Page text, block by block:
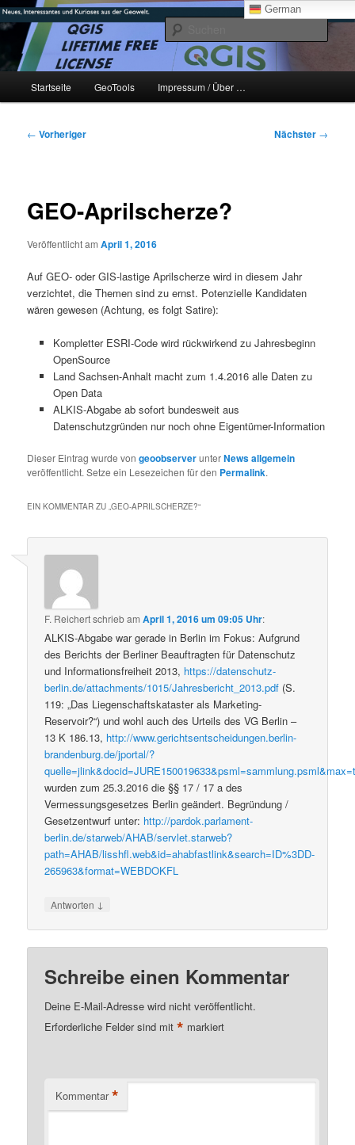
Zum
primären
Inhalt
springen#geoObserver
mikeE's GeoBlog
Startseite GeoTools Impressum / Über …
Beitragsnavigation
← Vorheriger Nächster →
GEO-Aprilscherze?
Veröffentlicht amApril 1, 2016
Auf GEO- oder GIS-lastige Aprilscherze wird in diesem Jahr
verzichtet, die Themen sind zu ernst. Potenzielle Kandidaten
wären gewesen (Achtung, es folgt Satire):
Kompletter ESRI-Code wird rückwirkend zu Jahresbeginn
OpenSource
Land Sachsen-Anhalt macht zum 1.4.2016 alle Daten zu
Open Data
ALKIS-Abgabe ab sofort bundesweit aus
Datenschutzgründen nur noch ohne Eigentümer-Information
Dieser Eintrag wurde vongeoobserverunterNews allgemein
veröffentlicht. Setze ein Lesezeichen für den Permalink.
EIN KOMMENTAR ZU „GEO-APRILSCHERZE?“
F. ReichertschriebamApril 1, 2016 um 09:05 Uhr:
ALKIS-Abgabe war gerade in Berlin im Fokus: Aufgrund
des Berichts der Berliner Beauftragten für Datenschutz
und Informationsfreiheit 2013, https://datenschutz-
berlin.de/attachments/1015/Jahresbericht_2013.pdf (S.
119: „Das Liegenschaftskataster als Marketing-
Reservoir?“) und wohl auch des Urteils des VG Berlin –
13 K 186.13, http://www.gerichtsentscheidungen.berlin-
brandenburg.de/jportal/?
wurden zum 25.3.2016 die §§ 17 / 17 a des
Vermessungsgesetzes Berlin geändert. Begründung /
Gesetzentwurf unter: http://pardok.parlament-
berlin.de/starweb/AHAB/servlet.starweb?
path=AHAB/lisshfl.web&id=ahabfastlink&search=ID%3DD-
265963&format=WEBDOKFL
Antworten ↓
Schreibe einen Kommentar
Deine E-Mail-Adresse wird nicht veröffentlicht.
Erforderliche Felder sind mit* markiert
Kommentar *
German